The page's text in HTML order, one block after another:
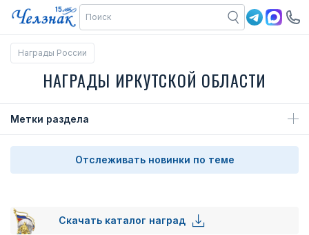
Награды России
НАГРАДЫ ИРКУТСКОЙ ОБЛАСТИ
Метки раздела
Отслеживать новинки по теме
Скачать каталог наград